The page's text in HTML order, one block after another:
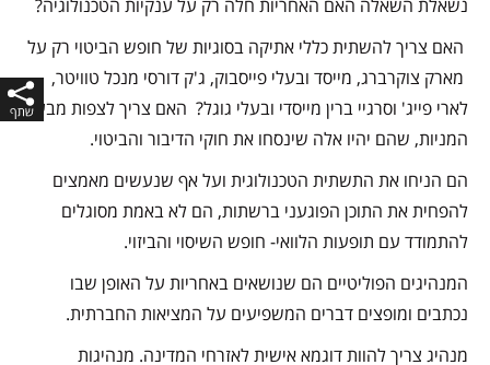
נשאלת השאלה האם האחריות חלה רק על ענקיות הטכנולוגיה?
האם צריך להשתית כללי אתיקה בסוגיות של חופש הביטוי רק על
מארק צוקרברג, מייסד ובעלי פייסבוק, ג'ק דורסי מנכל טוויטר,
לארי פייג' וסרגיי ברין מייסדי ובעלי גוגל? האם צריך לצפות מבעלי
המניות, שהם יהיו אלה שינסחו את חוקי הדיבור והביטוי.
הם הניחו את התשתית הטכנולוגית ועל אף שנעשים מאמצים
להפחית את התוכן הפוגעני ברשתות, הם לא באמת מסוגלים
להתמודד עם תופעות הלוואי- חופש השיסוי והביזוי.
המנהיגים הפוליטיים הם שנושאים באחריות על האופן שבו
נכתבים ומופצים דברים המשפיעים על המציאות החברתית.
מנהיג צריך להוות דוגמא אישית לאזרחי המדינה. מנהיגות